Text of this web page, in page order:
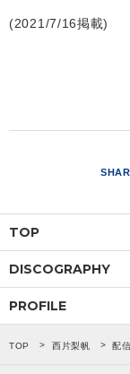
(2021/7/16掲載)
TOP
DISCOGRAPHY
PROFILE
TOP 西片梨帆 配